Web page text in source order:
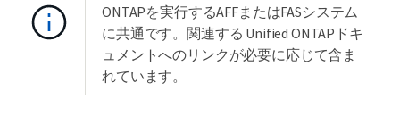
ONTAPを実行するAFFまたはFASシステム
に共通です。関連する Unified ONTAPドキ
ュメントへのリンクが必要に応じて含ま
れています。